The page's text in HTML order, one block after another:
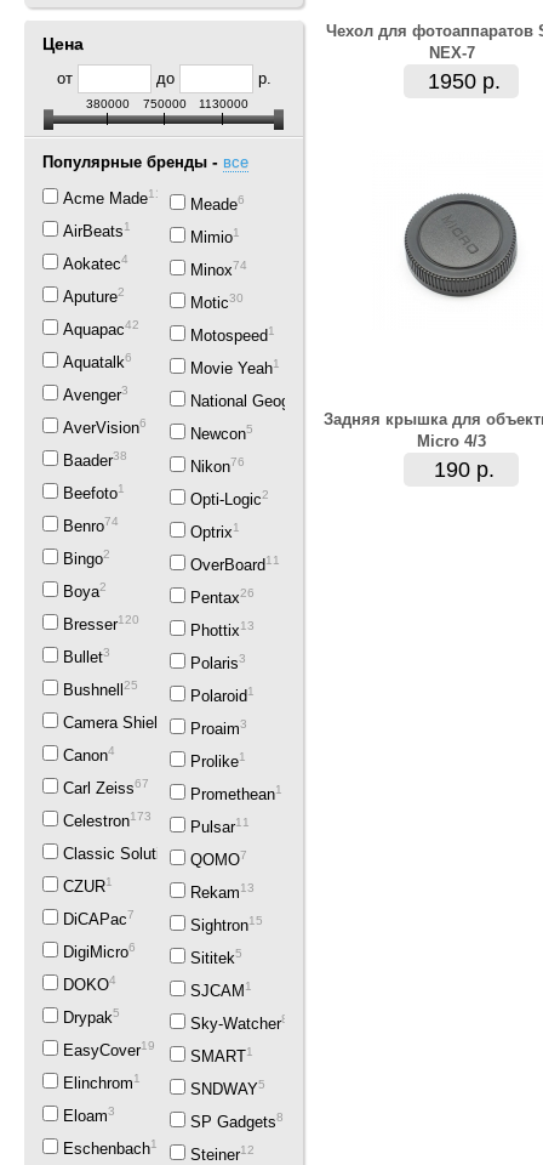
Цена
от до р.
380000 750000 1130000
Популярные бренды - все
Acme Made11
AirBeats1
Aokatec4
Aputure2
Aquapac42
Aquatalk6
Avenger3
AverVision6
Baader38
Beefoto1
Benro74
Bingo2
Boya2
Bresser120
Bullet3
Bushnell25
Camera Shield 3
Canon4
Carl Zeiss67
Celestron173
Classic Solution7
CZUR1
DiCAPac7
DigiMicro6
DOKO4
Drypak5
EasyCover19
Elinchrom1
Eloam3
Eschenbach13
Meade6
Mimio1
Minox74
Motic30
Motospeed1
Movie Yeah1
National Geographic
Newcon5
Nikon76
Opti-Logic2
Optrix1
OverBoard11
Pentax26
Phottix13
Polaris3
Polaroid1
Proaim3
Prolike1
Promethean1
Pulsar11
QOMO7
Rekam13
Sightron15
Sititek5
SJCAM1
Sky-Watcher8
SMART1
SNDWAY5
SP Gadgets8
Steiner12
Чехол для фотоаппаратов
NEX-7
1950 р.
Задняя крышка для
Micro 4/3
190 р.